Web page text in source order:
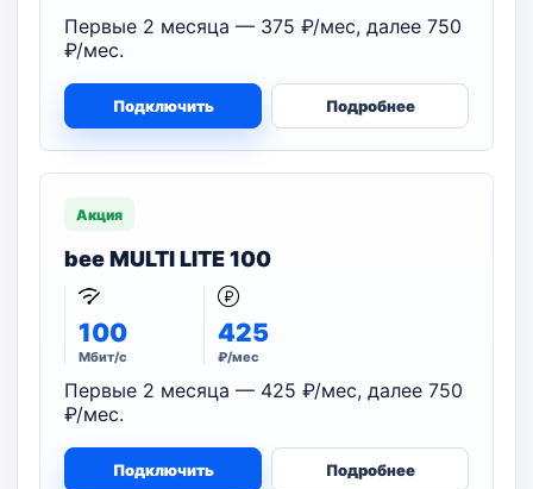
Первые 2 месяца — 375 ₽/мес, далее 750
₽/мес.
Подключить Подробнее
Акция
bee MULTI LITE 100
100
Мбит/с
425
₽/мес
Первые 2 месяца — 425 ₽/мес, далее 750
₽/мес.
Подключить Подробнее